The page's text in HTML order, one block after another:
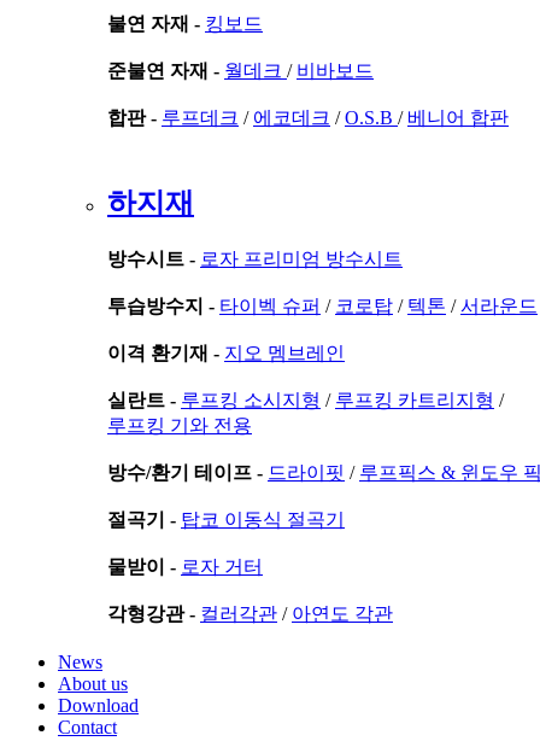
불연 자재 - 킹보드
준불연 자재 - 월데크 / 비바보드
합판 - 루프데크 / 에코데크 /O.S.B / 베니어 합판
하지재
방수시트 - 로자 프리미엄 방수시트
투습방수지 - 타이벡 슈퍼 / 코로탑 / 텍톤 /서라운드
이격 환기재 - 지오 멤브레인
실란트 - 루프킹 소시지형 / 루프킹 카트리지형 /
루프킹 기와 전용
방수/환기 테이프 - 드라이핏 / 루프픽스 & 윈도우
절곡기 - 탑코 이동식 절곡기
물받이 - 로자 거터
각형강관 - 컬러각관 / 아연도 각관
News
About us
Download
Contact